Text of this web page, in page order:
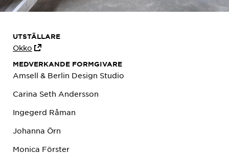
UTSTÄLLARE
Okko
MEDVERKANDE FORMGIVARE
Amsell & Berlin Design Studio
Carina Seth Andersson
Ingegerd Råman
Johanna Örn
Monica Förster